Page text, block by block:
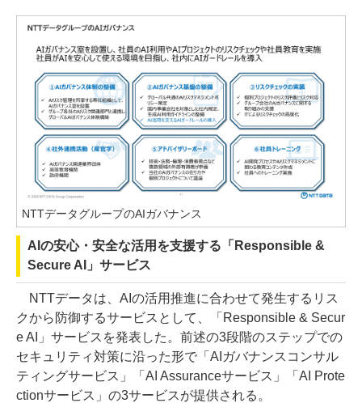
NTTデータグループのAIガバナンス
AIの安心・安全な活用を支援する「Responsible &
Secure AI」サービス
NTTデータは、AIの活用推進に合わせて発生するリス
クから防御するサービスとして、「Responsible & Secur
e AI」サービスを発表した。前述の3段階のステップでの
セキュリティ対策に沿った形で「AIガバナンスコンサル
ティングサービス」「AI Assuranceサービス」「AI Prote
ctionサービス」の3サービスが提供される。